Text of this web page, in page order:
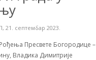
, 21. септембар 2023.
Пресвете Богородице –
Владика Димитрије